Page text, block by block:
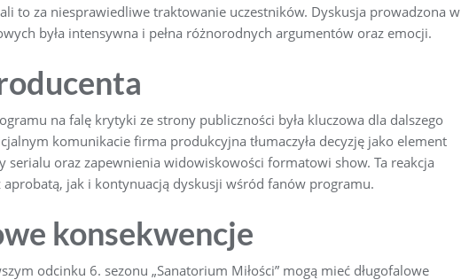
to za niesprawiedliwe traktowanie uczestników. Dyskusja prowadzona w
była intensywna i pełna różnorodnych argumentów oraz emocji.
na falę krytyki ze strony publiczności była kluczowa dla dalszego
komunikacie firma produkcyjna tłumaczyła decyzję jako element
serialu oraz zapewnienia widowiskowości formatowi show. Ta reakcja
aprobatą, jak i kontynuacją dyskusji wśród fanów programu.
konsekwencje
odcinku 6. sezonu „Sanatorium Miłości” mogą mieć długofalowe